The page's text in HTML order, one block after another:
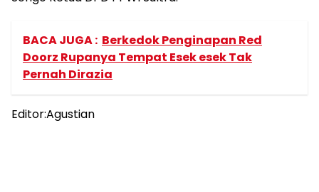
BACA JUGA : Berkedok Penginapan Red
Doorz Rupanya Tempat Esek esek Tak
Pernah Dirazia
Editor:Agustian